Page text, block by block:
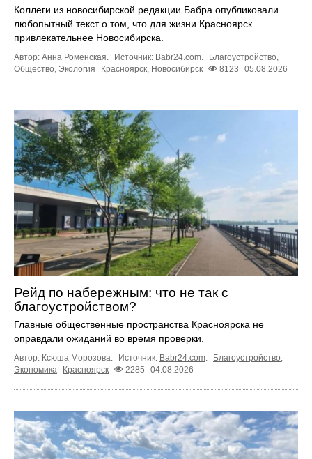
Коллеги из новосибирской редакции Бабра опубликовали
любопытный текст о том, что для жизни Красноярск
привлекательнее Новосибирска.
Автор: Анна Роменская. Источник: Babr24.com Благоустройство
Общество, Экология Красноярск, Новосибирск 8123 05.08.2026
Рейд по набережным: что не так с
благоустройством?
Главные общественные пространства Красноярска не
оправдали ожиданий во время проверки.
Автор: Ксюша Морозова. Источник: Babr24.com Благоустройство
Экономика
Красноярск 2285 04.08.2026